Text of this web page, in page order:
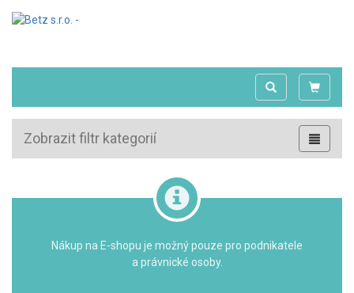
Zobrazit filtr kategorií
Nákup na E-shopu je možný pouze pro podnikatele
a právnické osoby.